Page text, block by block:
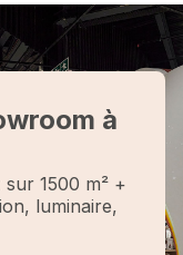
à
1500 m² +
luminaire,